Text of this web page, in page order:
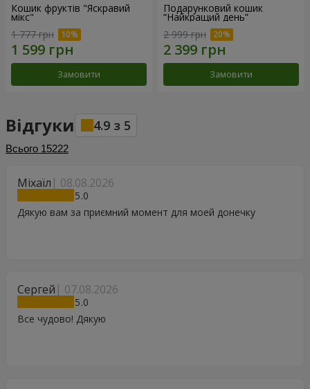
Кошик фруктів "Яскравий
мікс"
1 777 грн
Замовити
Подарунковий кошик
“Найкращий день”
2 999 грн
Замовити
Відгуки 4.9 з 5
Всього 15222
Міхаїл 08.08.2026
5
Дякую вам за приємний момент для моей донечку
Сергей 07.08.2026
5
Все чудово! Дякую